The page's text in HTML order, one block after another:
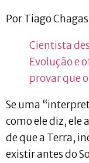
Por Tiago
Cientista
Evolução e
provar que
Se uma
como ele diz, ele
de que a Terra,
existir antes do